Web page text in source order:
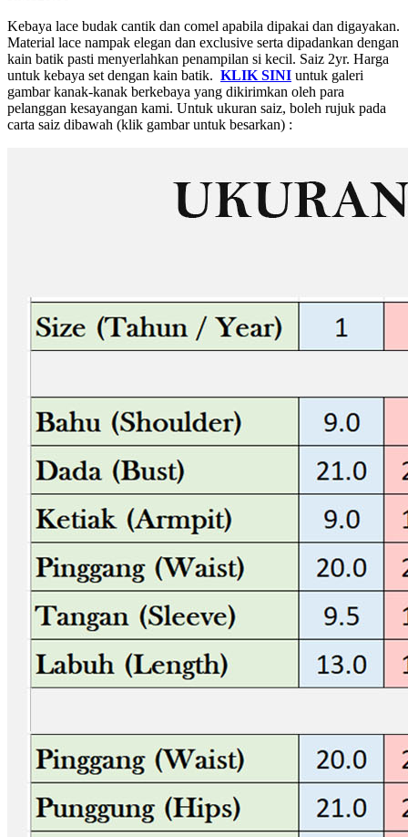
Kebaya lace budak cantik dan comel apabila dipakai dan digayakan.
Material lace nampak elegan dan exclusive serta dipadankan dengan
kain batik pasti menyerlahkan penampilan si kecil. Saiz 2yr. Harga
untuk kebaya set dengan kain batik. KLIK SINI untuk galeri
gambar kanak-kanak berkebaya yang dikirimkan oleh para
pelanggan kesayangan kami. Untuk ukuran saiz, boleh rujuk pada
carta saiz dibawah (klik gambar untuk besarkan) :